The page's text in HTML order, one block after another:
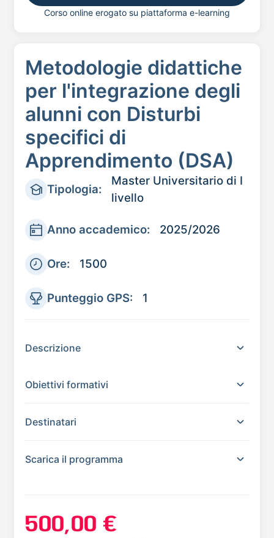
Corso online erogato su piattaforma e-learning
Metodologie didattiche
per l'integrazione degli
alunni con Disturbi
specifici di
Apprendimento (DSA)
Tipologia:
Master Universitario di I
livello
Anno accademico: 2025/2026
Ore: 1500
Punteggio GPS: 1
Descrizione
Obiettivi formativi
Destinatari
Scarica il programma
500,00 €